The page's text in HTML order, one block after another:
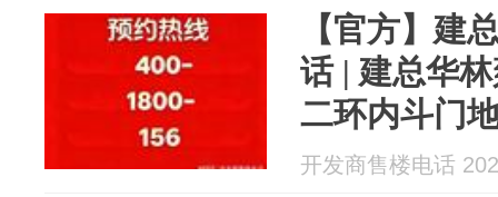
【官方】建
话 | 建总华
二环内斗门
善住区
开发商售楼电话